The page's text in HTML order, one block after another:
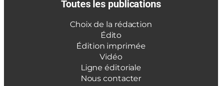
Toutes les publications
Choix de la rédaction
Édito
Édition imprimée
Vidéo
Ligne éditoriale
Nous contacter